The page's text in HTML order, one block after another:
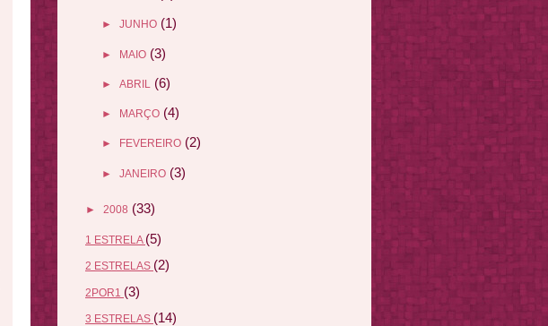
► JUNHO (1)
► MAIO (3)
► ABRIL (6)
► MARÇO (4)
► FEVEREIRO (2)
► JANEIRO (3)
► 2008 (33)
1 ESTRELA (5)
2 ESTRELAS (2)
2POR1 (3)
3 ESTRELAS (14)